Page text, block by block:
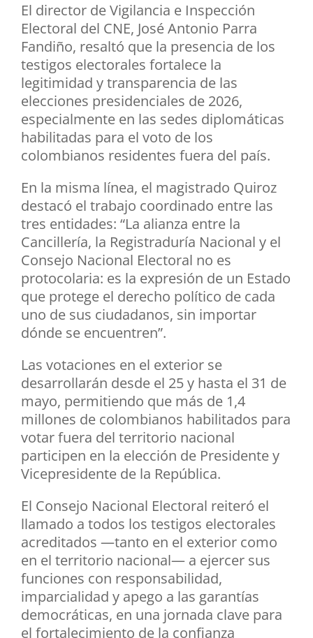
El director de Vigilancia e Inspección
Electoral del CNE, José Antonio Parra
Fandiño, resaltó que la presencia de los
testigos electorales fortalece la
legitimidad y transparencia de las
elecciones presidenciales de 2026,
especialmente en las sedes diplomáticas
habilitadas para el voto de los
colombianos residentes fuera del país.
En la misma línea, el magistrado Quiroz
destacó el trabajo coordinado entre las
tres entidades: “La alianza entre la
Cancillería, la Registraduría Nacional y el
Consejo Nacional Electoral no es
protocolaria: es la expresión de un Estado
que protege el derecho político de cada
uno de sus ciudadanos, sin importar
dónde se encuentren”.
Las votaciones en el exterior se
desarrollarán desde el 25 y hasta el 31 de
mayo, permitiendo que más de 1,4
millones de colombianos habilitados para
votar fuera del territorio nacional
participen en la elección de Presidente y
Vicepresidente de la República.
El Consejo Nacional Electoral reiteró el
llamado a todos los testigos electorales
acreditados —tanto en el exterior como
en el territorio nacional— a ejercer sus
funciones con responsabilidad,
imparcialidad y apego a las garantías
democráticas, en una jornada clave para
el fortalecimiento de la confianza